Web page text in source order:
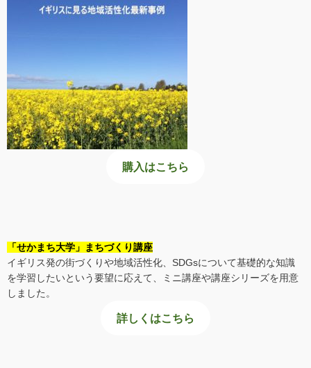
購入はこちら
「せかまち大学」まちづくり講座
イギリス発の街づくりや地域活性化、SDGsについて基礎的な知識
を学習したいという要望に応えて、ミニ講座や講座シリーズを用意
しました。
詳しくはこちら